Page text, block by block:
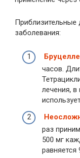
Приблизительные
заболевания:
часов.
лечения, в
раз
500 мг
равняется